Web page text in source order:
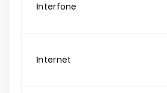
Interfone
Internet